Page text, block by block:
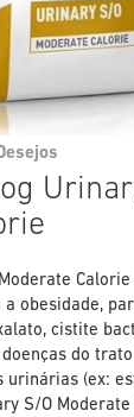
obesidade,
cistite
do
urinárias (ex:
S/O
para
da
Galeria
de
imagens